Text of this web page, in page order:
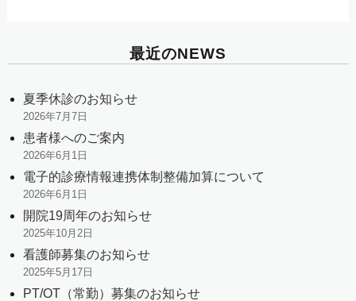
最近のNEWS
夏季休診のお知らせ
2026年7月7日
患者様へのご案内
2026年6月1日
電子的診療情報連携体制整備加算について
2026年6月1日
開院19周年のお知らせ
2025年10月2日
看護師募集のお知らせ
2025年5月17日
PT/OT（常勤）募集のお知らせ